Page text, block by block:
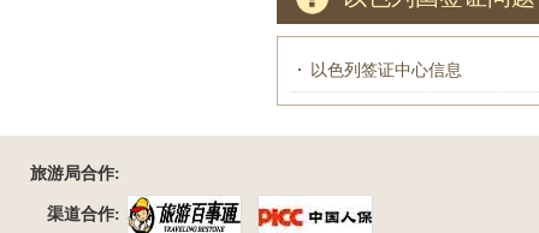
以色列签证中心信息
旅游局合作:
渠道合作: